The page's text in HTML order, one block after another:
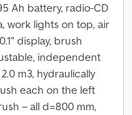
Ah battery, radio-CD
work lights on top, air
display, brush
independent
m3, hydraulically
each on the left
– all d=800 mm,